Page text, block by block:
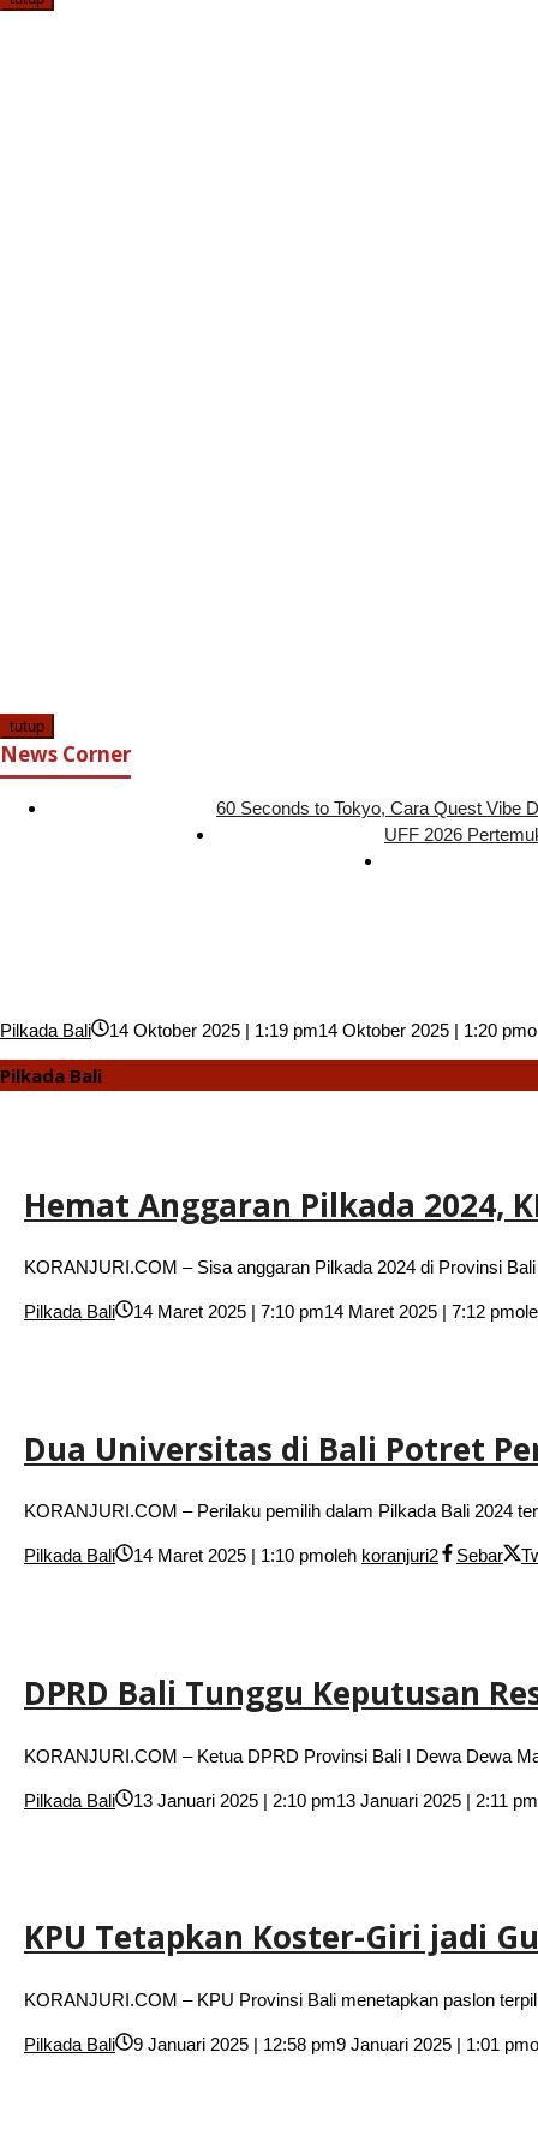
tutup
News Corner
60 Seconds to Tokyo, Cara Quest Vibe
UFF 2026
Pilkada Bali 14 Oktober 2025 | 1:19 pm14 Oktober 2025 | 1:20 pm
Pilkada Bali
Hemat Anggaran Pilkada 2024,
KORANJURI.COM – Sisa anggaran Pilkada 2024 di Provinsi
Pilkada Bali 14 Maret 2025 | 7:10 pm14 Maret 2025 | 7:12 pm
Dua Universitas di Bali Potret
KORANJURI.COM – Perilaku pemilih dalam Pilkada Bali 2024
Pilkada Bali 14 Maret 2025 | 1:10 pmoleh koranjuri2 Sebar
DPRD Bali Tunggu Keputusan
KORANJURI.COM – Ketua DPRD Provinsi Bali I Dewa Dewa
Pilkada Bali 13 Januari 2025 | 2:10 pm13 Januari 2025 | 2:11 pm
KPU Tetapkan Koster-Giri jadi
KORANJURI.COM – KPU Provinsi Bali menetapkan paslon
Pilkada Bali 9 Januari 2025 | 12:58 pm9 Januari 2025 | 1:01 pm